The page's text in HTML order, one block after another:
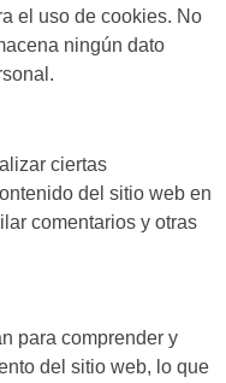
el uso de cookies. No
ningún dato
ciertas
del sitio web en
comentarios y otras
para comprender y
del sitio web, lo que